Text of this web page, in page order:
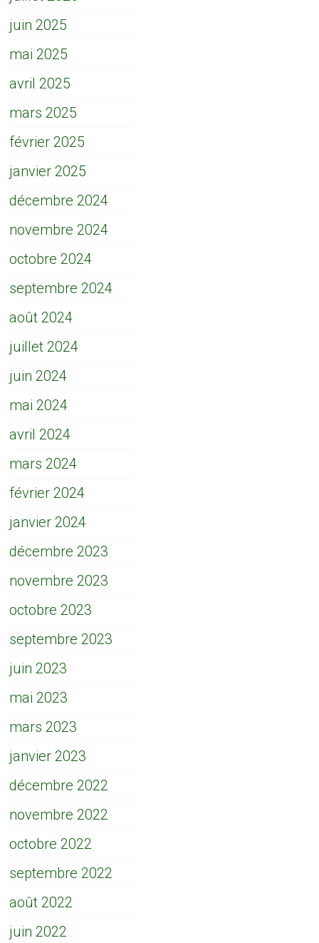
juin 2025
mai 2025
avril 2025
mars 2025
février 2025
janvier 2025
décembre 2024
novembre 2024
octobre 2024
septembre 2024
août 2024
juillet 2024
juin 2024
mai 2024
avril 2024
mars 2024
février 2024
janvier 2024
décembre 2023
novembre 2023
octobre 2023
septembre 2023
juin 2023
mai 2023
mars 2023
janvier 2023
décembre 2022
novembre 2022
octobre 2022
septembre 2022
août 2022
juin 2022